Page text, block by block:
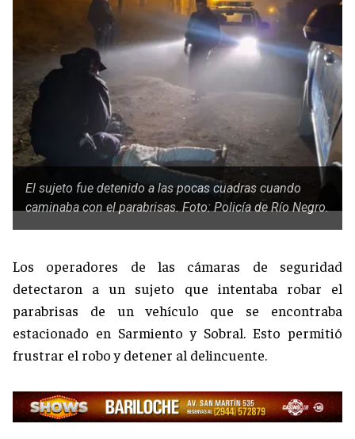
El sujeto fue detenido a las pocas cuadras cuando
caminaba con el parabrisas. Foto: Policía de Río Negro.
Los operadores de las cámaras de seguridad
detectaron a un sujeto que intentaba robar el
parabrisas de un vehículo que se encontraba
estacionado en Sarmiento y Sobral. Esto permitió
frustrar el robo y detener al delincuente.